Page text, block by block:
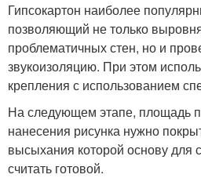
Гипсокартон наиболее
позволяющий не только
проблематичных стен, но и
звукоизоляцию. При этом
крепления с использованием
На следующем этапе, площадь
нанесения рисунка нужно
высыхания которой основу для
считать готовой.